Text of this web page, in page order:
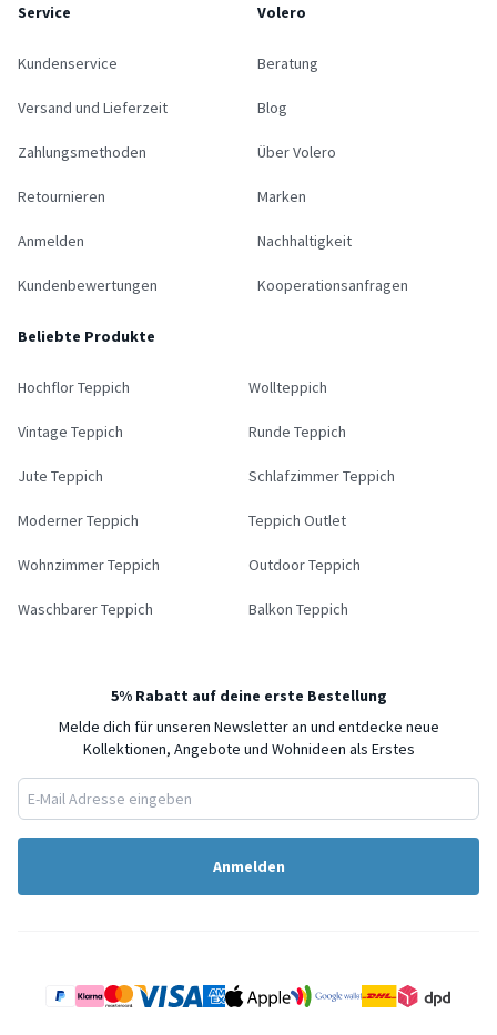
Service
Kundenservice
Versand und Lieferzeit
Zahlungsmethoden
Retournieren
Anmelden
Kundenbewertungen
Volero
Beratung
Blog
Über Volero
Marken
Nachhaltigkeit
Kooperationsanfragen
Beliebte Produkte
Hochflor Teppich Wollteppich
Vintage Teppich Runde Teppich
Jute Teppich Schlafzimmer Teppich
Moderner Teppich Teppich Outlet
Wohnzimmer Teppich Outdoor Teppich
Waschbarer Teppich Balkon Teppich
5% Rabatt auf deine erste Bestellung
Melde dich für unseren Newsletter an und entdecke neue
Kollektionen, Angebote und Wohnideen als Erstes
Anmelden